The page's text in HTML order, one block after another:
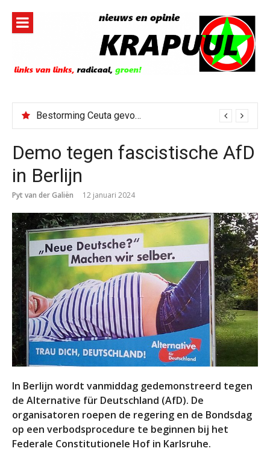
inhoud
Bestorming Ceuta gevolg van op sociale media verspreide hoax?
Demo tegen fascistische AfD
in Berlijn
Pyt van der Galiën 12 januari 2024
In Berlijn wordt vanmiddag gedemonstreerd tegen
de Alternative für Deutschland (AfD). De
organisatoren roepen de regering en de Bondsdag
op een verbodsprocedure te beginnen bij het
Federale Constitutionele Hof in Karlsruhe.